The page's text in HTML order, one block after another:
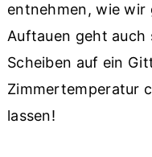
entnehmen, wie wir
Auftauen geht auch
Scheiben auf ein
Zimmertemperatur
lassen!